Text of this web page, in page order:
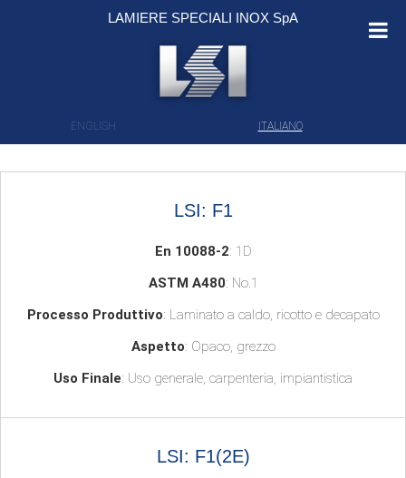
LAMIERE SPECIALI INOX SpA
ENGLISH ITALIANO
LSI: F1
En 10088-2: 1D
ASTM A480: No.1
Processo Produttivo: Laminato a caldo, ricotto e decapato
Aspetto: Opaco, grezzo
Uso Finale: Uso generale, carpenteria, impiantistica
LSI: F1(2E)